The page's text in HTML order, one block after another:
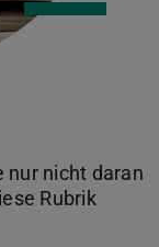
nur nicht daran
Rubrik